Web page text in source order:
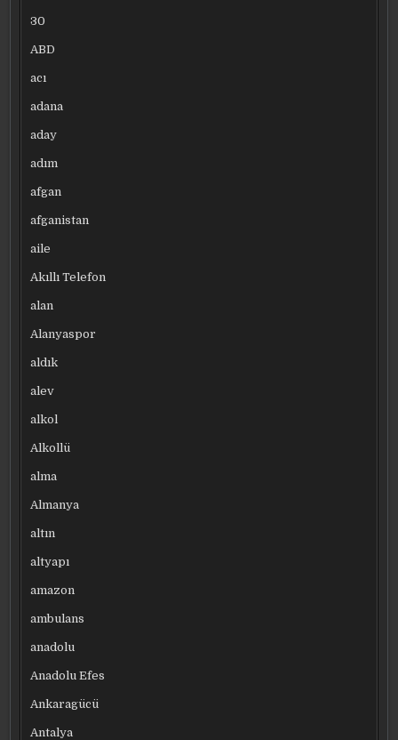
30
ABD
acı
adana
aday
adım
afgan
afganistan
aile
Akıllı Telefon
alan
Alanyaspor
aldık
alev
alkol
Alkollü
alma
Almanya
altın
altyapı
amazon
ambulans
anadolu
Anadolu Efes
Ankaragücü
Antalya